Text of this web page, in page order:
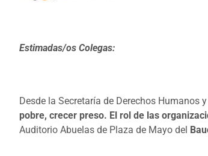
Estimadas/os Colegas:
Desde la Secretaría de Derechos
pobre, crecer preso. El rol de las
Auditorio Abuelas de Plaza de Mayo del